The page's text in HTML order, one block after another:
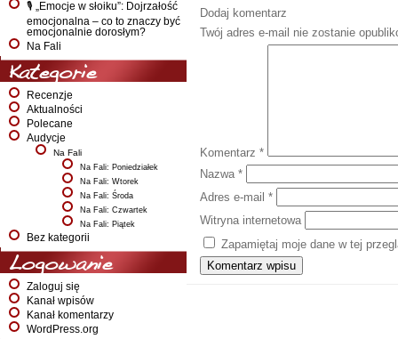
🎙️ „Emocje w słoiku”: Dojrzałość
emocjonalna – co to znaczy być
emocjonalnie dorosłym?
Na Fali
Kategorie
Recenzje
Aktualności
Polecane
Audycje
Na Fali
Na Fali: Poniedziałek
Na Fali: Wtorek
Na Fali: Środa
Na Fali: Czwartek
Na Fali: Piątek
Bez kategorii
Logowanie
Zaloguj się
Kanał wpisów
Kanał komentarzy
WordPress.org
Dodaj komentarz
Twój adres e-mail nie zostanie
Komentarz *
Nazwa *
Adres e-mail *
Witryna internetowa
Zapamiętaj moje dane w tej